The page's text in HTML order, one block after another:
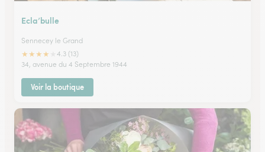
Ecla’bulle
Sennecey le Grand
★★★★
4.3 (13)
34, avenue du 4 Septembre 1944
Voir la boutique